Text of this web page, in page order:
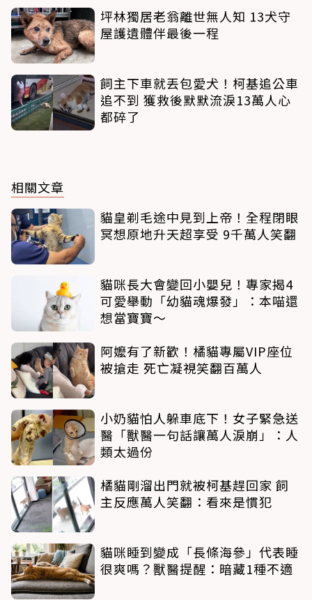
坪林獨居老翁離世無人知 13犬守
屋護遺體伴最後一程
飼主下車就丟包愛犬！柯基追公車
追不到 獲救後默默流淚13萬人心
都碎了
相關文章
貓皇剃毛途中見到上帝！全程閉眼
冥想原地升天超享受 9千萬人笑翻
貓咪長大會變回小嬰兒！專家揭4
可愛舉動「幼貓魂爆發」：本喵還
想當寶寶～
阿嬤有了新歡！橘貓專屬VIP座位
被搶走 死亡凝視笑翻百萬人
小奶貓怕人躲車底下！女子緊急送
醫「獸醫一句話讓萬人淚崩」：人
類太過份
橘貓剛溜出門就被柯基趕回家 飼
主反應萬人笑翻：看來是慣犯
貓咪睡到變成「長條海參」代表睡
很爽嗎？獸醫提醒：暗藏1種不適